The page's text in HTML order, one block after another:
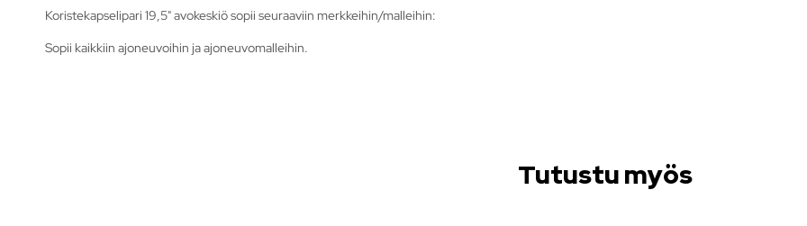
Koristekapselipari 19,5" avokeskiö sopii seuraaviin merkkeihin/malleihin:
Sopii kaikkiin ajoneuvoihin ja ajoneuvomalleihin.
Tutustu myös